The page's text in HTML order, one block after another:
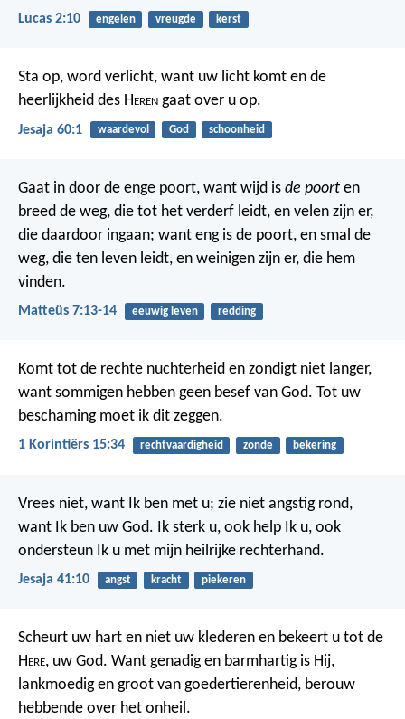
Lucas 2:10 engelen vreugde kerst
Sta op, word verlicht, want uw licht komt en de
heerlijkheid des Heren gaat over u op.
Jesaja 60:1 waardevol God schoonheid
Gaat in door de enge poort, want wijd is de poort en
breed de weg, die tot het verderf leidt, en velen zijn er,
die daardoor ingaan; want eng is de poort, en smal de
weg, die ten leven leidt, en weinigen zijn er, die hem
vinden.
Matteüs 7:13-14 eeuwig leven redding
Komt tot de rechte nuchterheid en zondigt niet langer,
want sommigen hebben geen besef van God. Tot uw
beschaming moet ik dit zeggen.
1 Korintiërs 15:34 rechtvaardigheid zonde bekering
Vrees niet, want Ik ben met u; zie niet angstig rond,
want Ik ben uw God. Ik sterk u, ook help Ik u, ook
ondersteun Ik u met mijn heilrijke rechterhand.
Jesaja 41:10 angst kracht piekeren
Scheurt uw hart en niet uw klederen en bekeert u tot de
Here, uw God. Want genadig en barmhartig is Hij,
lankmoedig en groot van goedertierenheid, berouw
hebbende over het onheil.